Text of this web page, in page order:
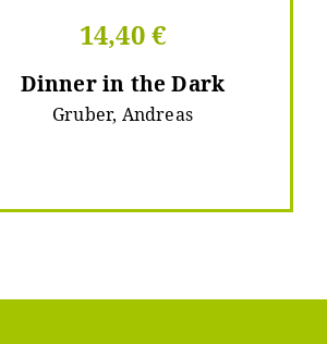
14,40 €
Dinner in the Dark
Gruber, Andreas